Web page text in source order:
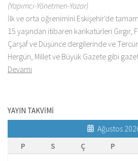
(Yapımcı-Yönetmen-Yazar)
İlk ve orta öğrenimini Eskişehir'de
15 yaşından itibaren karikatürleri Gırgır,
Çarşaf ve Düşünce dergilerinde ve
Hergün, Millet ve Büyük Gazete gibi
Devamı
YAYIN TAKVİMİ
Ağustos
P
S Ç P